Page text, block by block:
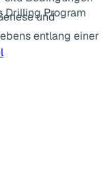
und
entlang einer
Drilling Program